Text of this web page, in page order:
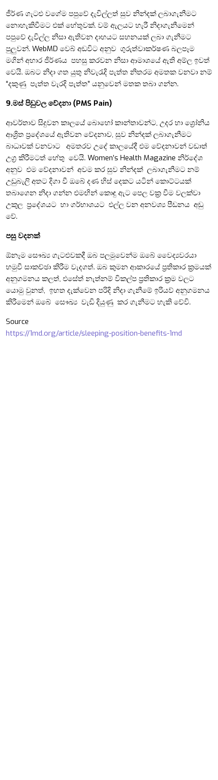
ජීර්ණ ගැටළු වගේම පපුවේ දැවිල්ලත් සුව නින්දක් ලබාගැනීමට
නොහැකිවීමට එක් හේතුවක්. වම් ඇලයට හැරී නිදාගැනීමෙන්
පපුවේ දැවිල්ල නිසා ඇතිවන දාහයට සහනයක් ලබා ගැනීමට
පුලුවන්. WebMD වෙබ් අඩවිට අනුව ගුරුත්වාකර්ෂණ බලපෑම
මගින් අහාර ජීර්ණය පහසු කරවන නිසා ආමාශයේ ඇති අම්ල ඉවත්
වෙයි. ඔබට නිදා ගත යුතු නිවැරැදි පැත්ත නිතරම අමතක වනවා නම්
“දකුණු පැත්ත වැරදි පැත්ත” යනුවෙන් මතක තබා ගන්න.
9.මස් පිඩුවල වේදනා (PMS Pain)
ආවර්තාව සිදුවන කාලයේ බොහෝ කාන්තාවන්ට, උදර හා ශ්‍රෝනිය
ආශ්‍රිත ප්‍රදේශයේ ඇතිවන වේදනාව, සුව නින්දක් ලබාගැනීමට
බාධාවක් වනවාට අමතරව උදේ කාලයේදී එම වේදනාවන් වඩාත්
උග්‍ර කිරීමටත් හේතු වෙයි. Women’s Health Magazine නිර්දේශ
අනුව එම වේදනාවන් අවම කර සුව නින්දක් ලබාගැනීමට නම්
උඩුබැලි අතට දිගා වී ඔබේ දණ හිස් දෙකට යටින් කොට්ටයක්
තබාගෙන නිදා ගන්න එමඟින් කොඳු ඇට පෙල වක්‍ර වීම වලක්වා
උකුල ප්‍රදේශයට හා ගර්භාශයට එල්ල වන අනවශ්‍ය පීඩනය අඩු
වේ.
පසු වදනක්
ඕනෑම සෞඛ්‍ය ගැටළුවකදී ඔබ පලමුවෙන්ම ඔබේ වෛද්‍යවරයා
හමුවී සාකච්ඡා කිරීම වැදගත්. ඔබ කුමන ආකාරයේ ප්‍රතිකාර ක්‍රමයක්
අනුගමනය කලත්, එසේත් නැත්නම් විකල්ප ප්‍රතිකාර ක්‍රම වලට
යොමු වුනත්, ඉහත දැක්වෙන පරිදි නිදා ගැනීමේ ඉරියව් අනුගමනය
කිරීමෙන් ඔබේ සෞඛ්‍ය වැඩි දියුණු කර ගැනීමට හැකි වේවි.
Source
https://1md.org/article/sleeping-position-benefits-1md